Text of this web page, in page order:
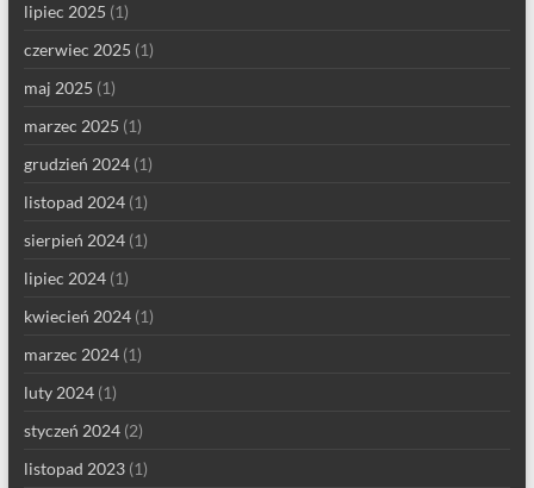
lipiec 2025 (1)
czerwiec 2025 (1)
maj 2025 (1)
marzec 2025 (1)
grudzień 2024(1)
listopad 2024(1)
sierpień 2024(1)
lipiec 2024(1)
kwiecień 2024(1)
marzec 2024(1)
luty 2024(1)
styczeń 2024(2)
listopad 2023(1)